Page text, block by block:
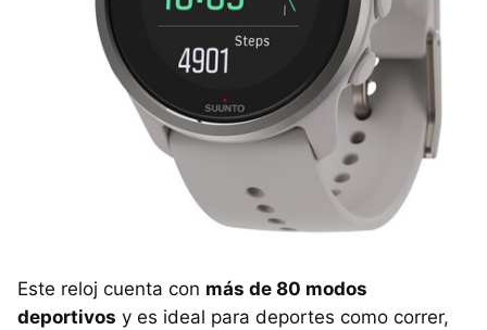
Este reloj cuenta con más de 80 modos
deportivos y es ideal para deportes como correr,